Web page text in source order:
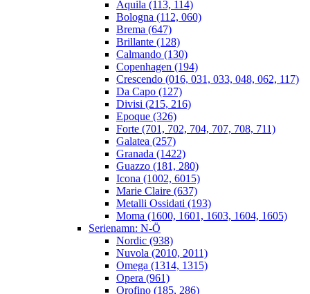
Aquila (113, 114)
Bologna (112, 060)
Brema (647)
Brillante (128)
Calmando (130)
Copenhagen (194)
Crescendo (016, 031, 033, 048, 062, 117)
Da Capo (127)
Divisi (215, 216)
Epoque (326)
Forte (701, 702, 704, 707, 708, 711)
Galatea (257)
Granada (1422)
Guazzo (181, 280)
Icona (1002, 6015)
Marie Claire (637)
Metalli Ossidati (193)
Moma (1600, 1601, 1603, 1604, 1605)
Serienamn: N-Ö
Nordic (938)
Nuvola (2010, 2011)
Omega (1314, 1315)
Opera (961)
Orofino (185, 286)